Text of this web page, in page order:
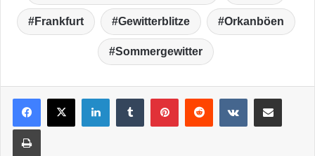
Frankfurt Gewitterblitze Orkanböen
Sommergewitter
LinkedIn VKontakte
Drucken